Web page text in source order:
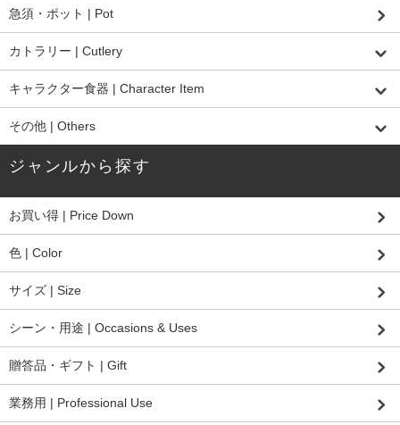
急須・ポット | Pot
カトラリー | Cutlery
キャラクター食器 | Character Item
その他 | Others
ジャンルから探す
お買い得 | Price Down
色 | Color
サイズ | Size
シーン・用途 | Occasions & Uses
贈答品・ギフト | Gift
業務用 | Professional Use